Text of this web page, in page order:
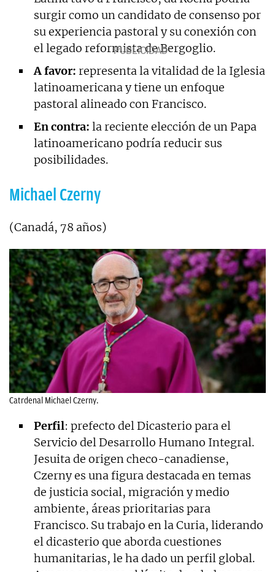
surgir como un candidato de consenso por
su experiencia pastoral y su conexión con
el legado reformista de Bergoglio.
A favor: representa la vitalidad de la Iglesia
latinoamericana y tiene un enfoque
pastoral alineado con Francisco.
En contra: la reciente elección de un Papa
latinoamericano podría reducir sus
posibilidades.
Michael Czerny
(Canadá, 78 años)
Catrdenal Michael Czerny.
Perfil: prefecto del Dicasterio para el
Servicio del Desarrollo Humano Integral.
Jesuita de origen checo-canadiense,
Czerny es una figura destacada en temas
de justicia social, migración y medio
ambiente, áreas prioritarias para
Francisco. Su trabajo en la Curia, liderando
el dicasterio que aborda cuestiones
humanitarias, le ha dado un perfil global.